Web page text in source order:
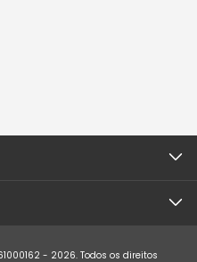
- 2026. Todos os direitos